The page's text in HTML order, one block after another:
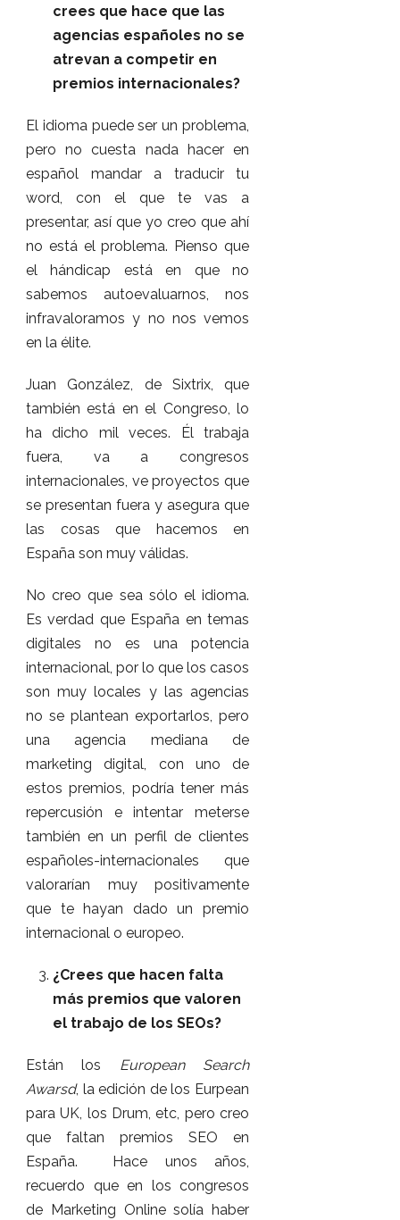
crees que hace que las
agencias españoles no se
atrevan a competir en
premios internacionales?
El idioma puede ser un problema,
pero no cuesta nada hacer en
español mandar a traducir tu
word, con el que te vas a
presentar, así que yo creo que ahí
no está el problema. Pienso que
el hándicap está en que no
sabemos autoevaluarnos, nos
infravaloramos y no nos vemos
en la élite.
Juan González, de Sixtrix, que
también está en el Congreso, lo
ha dicho mil veces. Él trabaja
fuera, va a congresos
internacionales, ve proyectos que
se presentan fuera y asegura que
las cosas que hacemos en
España son muy válidas.
No creo que sea sólo el idioma.
Es verdad que España en temas
digitales no es una potencia
internacional, por lo que los casos
son muy locales y las agencias
no se plantean exportarlos, pero
una agencia mediana de
marketing digital, con uno de
estos premios, podría tener más
repercusión e intentar meterse
también en un perfil de clientes
españoles-internacionales que
valorarían muy positivamente
que te hayan dado un premio
internacional o europeo.
¿Crees que hacen falta
más premios que valoren
el trabajo de los SEOs?
Están los European Search
Awarsd, la edición de los Eurpean
para UK, los Drum, etc, pero creo
que faltan premios SEO en
España. Hace unos años,
recuerdo que en los congresos
de Marketing Online solía haber